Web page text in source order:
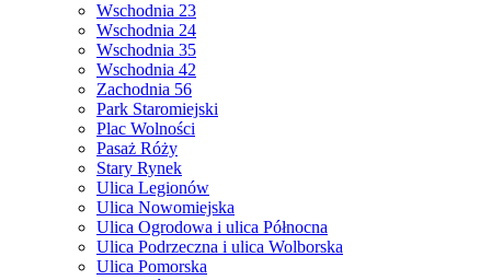
Wschodnia 23
Wschodnia 24
Wschodnia 35
Wschodnia 42
Zachodnia 56
Park Staromiejski
Plac Wolności
Pasaż Róży
Stary Rynek
Ulica Legionów
Ulica Nowomiejska
Ulica Ogrodowa i ulica Północna
Ulica Podrzeczna i ulica Wolborska
Ulica Pomorska